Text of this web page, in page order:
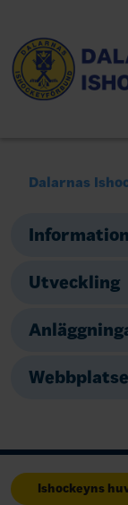
Dalarnas
Information
Utveckling
Ishockeyns